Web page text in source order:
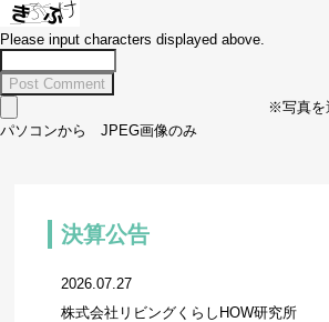
Please input characters displayed above.
※写真を
パソコンから JPEG画像のみ
決算公告
2026.07.27
株式会社リビングくらしHOW研究所